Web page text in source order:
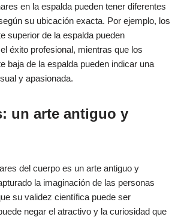
en la espalda pueden tener diferentes
su ubicación exacta. Por ejemplo, los
superior de la espalda pueden
éxito profesional, mientras que los
baja de la espalda pueden indicar una
y apasionada.
un arte antiguo y
del cuerpo es un arte antiguo y
la imaginación de las personas
su validez científica puede ser
negar el atractivo y la curiosidad que